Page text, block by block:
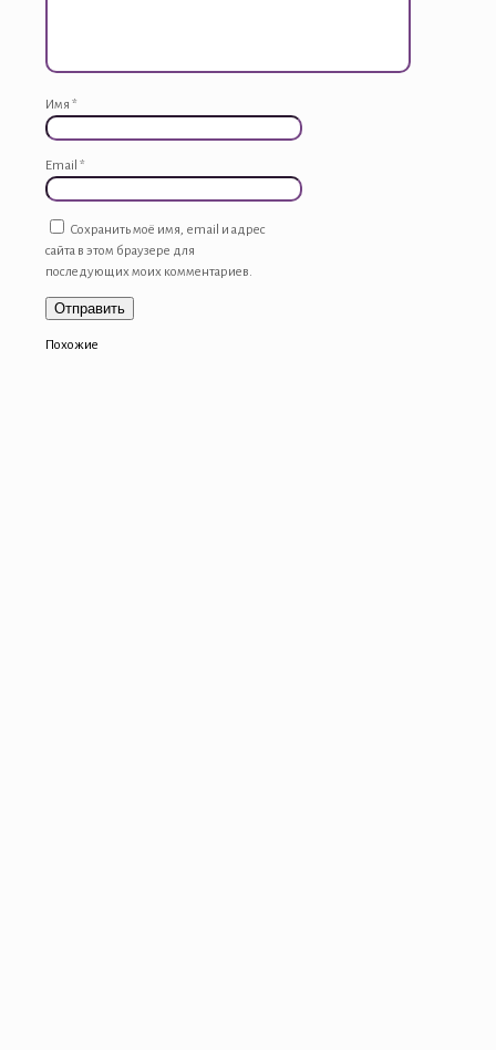
Имя *
Email *
Сохранить моё имя, email и адрес
сайта в этом браузере для
последующих моих комментариев.
Похожие